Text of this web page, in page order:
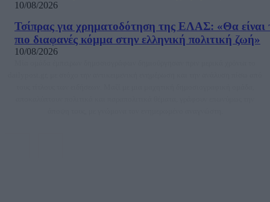
10/08/2026
Τσίπρας για χρηματοδότηση της ΕΛΑΣ: «Θα είναι
πιο διαφανές κόμμα στην ελληνική πολιτική ζωή»
10/08/2026